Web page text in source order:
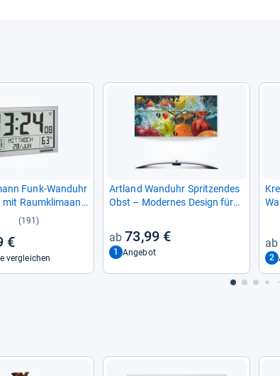
Funk-​Wand­uhr
mit Raum­kli­ma­an­
(Sil­ber)
(191)
€
vergleichen
Art­land Wand­uhr Sprit­zen­des
Obst – Moder­nes Design für
73,99 €
1 Angebot
2